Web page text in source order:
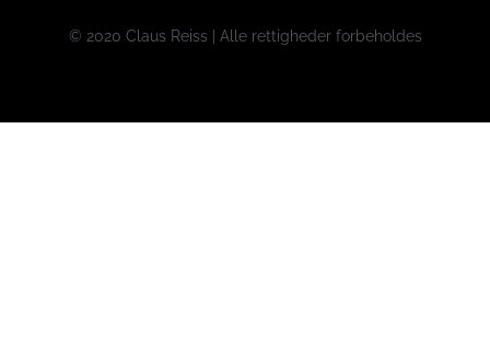
© 2020 Claus Reiss | Alle rettigheder forbeholdes